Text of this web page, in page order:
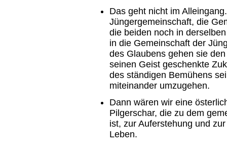
Das geht nicht im
Jüngergemeinschaft, die
die beiden noch in
in die Gemeinschaft der
des Glaubens gehen sie
seinen Geist geschenkte
des ständigen Bemühens
miteinander umzugehen.
Dann wären wir eine
Pilgerschar, die zu dem
ist, zur Auferstehung und
Leben.